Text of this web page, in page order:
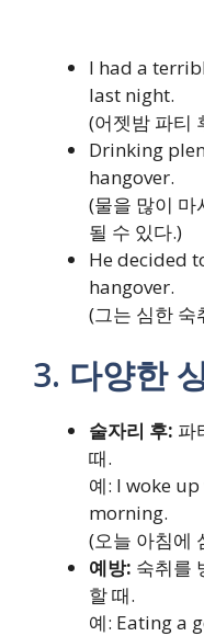
I had a
last night.
(어젯밤 파티
Drinking
hangover.
(물을 많이 마
될 수 있다.)
He decided
hangover.
(그는 심한 숙
3. 다양한
술자리 후: 파
때.
예: I woke
morning.
(오늘 아침에
예방: 숙취를
할 때.
예: Eating a